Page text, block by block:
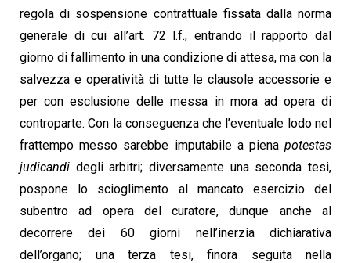
regola di sospensione contrattuale fissata dalla norma
generale di cui all’art. 72 l.f., entrando il rapporto dal
giorno di fallimento in una condizione di attesa, ma con la
salvezza e operatività di tutte le clausole accessorie e
per con esclusione delle messa in mora ad opera di
controparte. Con la conseguenza che l’eventuale lodo nel
frattempo messo sarebbe imputabile a piena potestas
judicandi degli arbitri; diversamente una seconda tesi,
pospone lo scioglimento al mancato esercizio del
subentro ad opera del curatore, dunque anche al
decorrere dei 60 giorni nell’inerzia dichiarativa
dell’organo; una terza tesi, finora seguita nella